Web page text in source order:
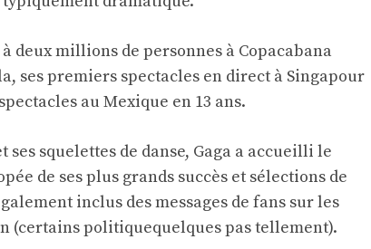
deux millions de personnes à Copacabana
ses premiers spectacles en direct à Singapour
au Mexique en 13 ans.
squelettes de danse, Gaga a accueilli le
de ses plus grands succès et sélections de
inclus des messages de fans sur les
(certainspolitiquequelquespas tellement).